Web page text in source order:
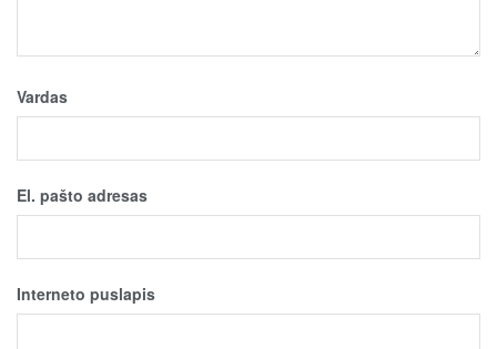
Vardas
El. pašto adresas
Interneto puslapis